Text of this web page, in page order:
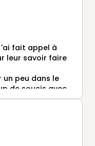
fait appel à
leur savoir faire
peu dans le
de soucis avec
toutes les
notre
obligé de
plusieurs fois
donner par